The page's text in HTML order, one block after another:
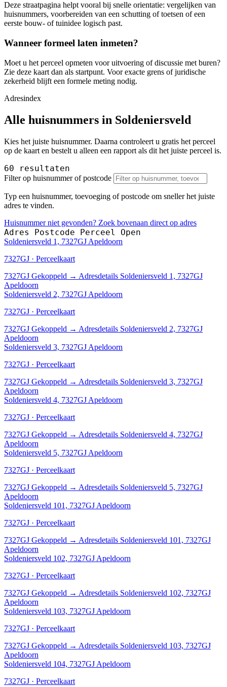
Deze straatpagina helpt vooral bij snelle orientatie: vergelijken van
huisnummers, voorbereiden van een schutting of toetsen of een
eerste bouw- of tuinidee logisch past.
Wanneer formeel laten inmeten?
Moet u het perceel opmeten voor uitvoering of discussie met buren?
Zie deze kaart dan als startpunt. Voor exacte grens of juridische
zekerheid blijft een formele meting nodig.
Adresindex
Alle huisnummers in Soldeniersveld
Kies het juiste huisnummer. Daarna controleert u gratis het perceel
op de kaart en bestelt u alleen een rapport als dit het juiste perceel is.
60 resultaten
Filter op huisnummer of postcode
Typ een huisnummer, toevoeging of postcode om sneller het juiste
adres te vinden.
Huisnummer niet gevonden? Zoek bovenaan direct op adres
Adres Postcode Perceel Open
Soldeniersveld 1, 7327GJ Apeldoorn
7327GJ · Perceelkaart
7327GJ Gekoppeld → Adresdetails Soldeniersveld 1, 7327GJ
Apeldoorn
Soldeniersveld 2, 7327GJ Apeldoorn
7327GJ · Perceelkaart
7327GJ Gekoppeld → Adresdetails Soldeniersveld 2, 7327GJ
Apeldoorn
Soldeniersveld 3, 7327GJ Apeldoorn
7327GJ · Perceelkaart
7327GJ Gekoppeld → Adresdetails Soldeniersveld 3, 7327GJ
Apeldoorn
Soldeniersveld 4, 7327GJ Apeldoorn
7327GJ · Perceelkaart
7327GJ Gekoppeld → Adresdetails Soldeniersveld 4, 7327GJ
Apeldoorn
Soldeniersveld 5, 7327GJ Apeldoorn
7327GJ · Perceelkaart
7327GJ Gekoppeld → Adresdetails Soldeniersveld 5, 7327GJ
Apeldoorn
Soldeniersveld 101, 7327GJ Apeldoorn
7327GJ · Perceelkaart
7327GJ Gekoppeld → Adresdetails Soldeniersveld 101, 7327GJ
Apeldoorn
Soldeniersveld 102, 7327GJ Apeldoorn
7327GJ · Perceelkaart
7327GJ Gekoppeld → Adresdetails Soldeniersveld 102, 7327GJ
Apeldoorn
Soldeniersveld 103, 7327GJ Apeldoorn
7327GJ · Perceelkaart
7327GJ Gekoppeld → Adresdetails Soldeniersveld 103, 7327GJ
Apeldoorn
Soldeniersveld 104, 7327GJ Apeldoorn
7327GJ · Perceelkaart